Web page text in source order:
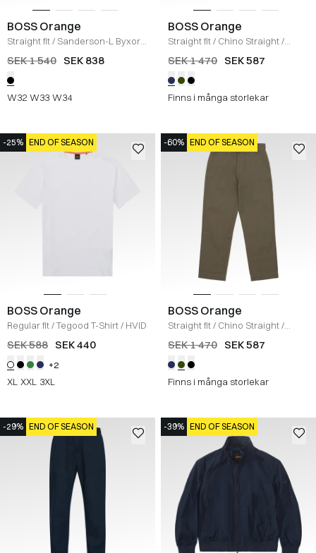
BOSS Orange
Straight fit/ Sanderson-L Byxor
SORT
SEK 1 540 SEK 838
W32 W33 W34
BOSS Orange
Straight fit/ Chino Straight/
NAVY
SEK 1 470 SEK 587
Finns i många storlekar
-25% END OF SEASON
BOSS Orange
Regular fit/Tegood T-Shirt/ HVID
SEK 588 SEK 440
+2
XL XXL 3XL
-60% END OF SEASON
BOSS Orange
Straight fit/ Chino Straight/
OLIVEN
SEK 1 470 SEK 587
Finns i många storlekar
-29% END OF SEASON -39% END OF SEASON